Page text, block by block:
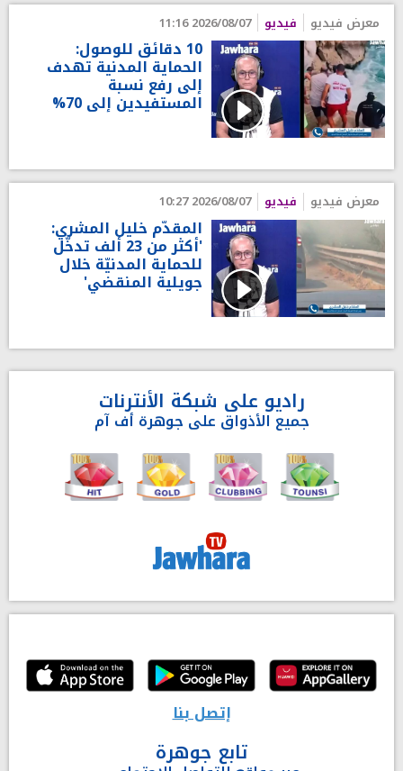
معرض فيديو فيديو 2026/08/07 11:16
10 دقائق للوصول:
الحماية المدنية تهدف
إلى رفع نسبة
المستفيدين إلى 70%
معرض فيديو فيديو 2026/08/07 10:27
المقدّم خليل المشري:
'أكثر من 23 ألف تدخّل
للحماية المدنيّة خلال
جويلية المنقضي'
راديو على شبكة الأنترنات
جميع الأذواق على جوهرة أف آم
إتصل بنا
تابع جوهرة